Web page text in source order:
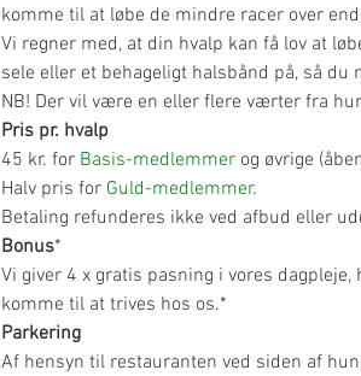
komme til at løbe de mindre racer over
Vi regner med, at din hvalp kan få lov at
sele eller et behageligt halsbånd på, så
NB! Der vil være en eller flere værter fra
Pris pr. hvalp
45 kr. for Basis-medlemmer og øvrige
Halv pris for Guld-medlemmer.
Betaling refunderes ikke ved afbud eller
Bonus*
Vi giver 4 x gratis pasning i vores
komme til at trives hos os.*
Parkering
Af hensyn til restauranten ved siden af